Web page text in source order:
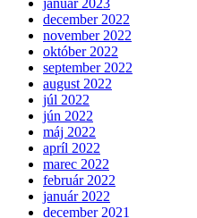
január 2023
december 2022
november 2022
október 2022
september 2022
august 2022
júl 2022
jún 2022
máj 2022
apríl 2022
marec 2022
február 2022
január 2022
december 2021